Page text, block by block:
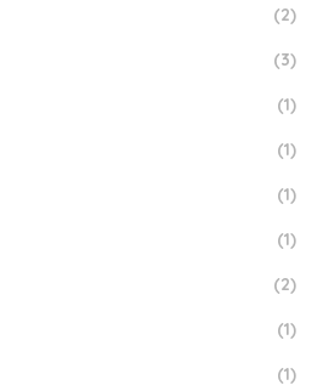
(2)
(3)
(1)
(1)
(1)
(1)
(2)
(1)
(1)